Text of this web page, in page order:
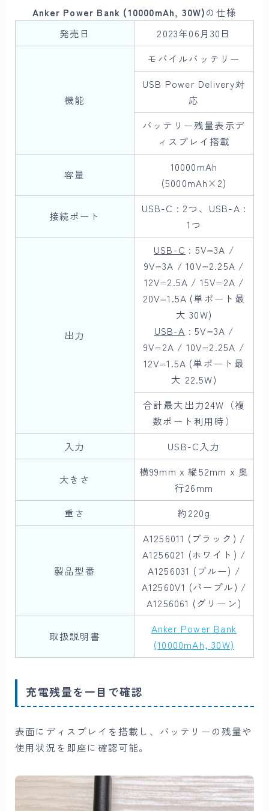
Anker Power Bank (10000mAh, 30W)の仕様
発売日
2023年06月30日
機能
モバイルバッテリー
USB Power Delivery対
応
バッテリー残量表示デ
ィスプレイ搭載
容量
10000mAh
(5000mAh×2)
接続ポート
USB-C : 2つ、USB-A :
1つ
出力
USB-C : 5V⎓3A /
9V⎓3A / 10V⎓2.25A /
12V⎓2.5A / 15V⎓2A /
20V⎓1.5A (単ポート最
大 30W)
USB-A : 5V⎓3A /
9V⎓2A / 10V⎓2.25A /
12V⎓1.5A (単ポート最
大 22.5W)
合計最大出力24W（複
数ポート利用時）
入力
USB-C入力
大きさ
横99mm x 縦52mm x 奥
行26mm
重さ
約220g
製品型番
A1256011 (ブラック) /
A1256021 (ホワイト) /
A1256031 (ブルー) /
A12560V1 (パープル) /
A1256061 (グリーン)
取扱説明書
Anker Power Bank
(10000mAh, 30W)
充電残量を一目で確認
表面にディスプレイを搭載し、バッテリーの残量や
使用状況を即座に確認可能。